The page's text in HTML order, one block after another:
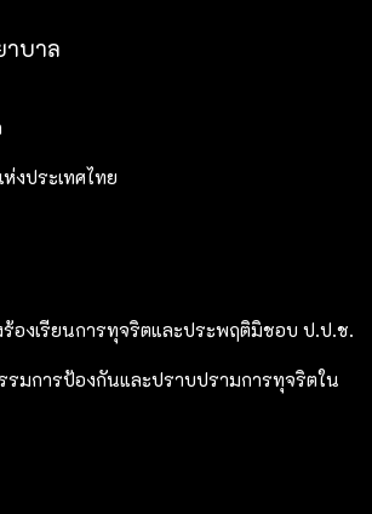
าบาล
งประเทศไทย
ร้องเรียนการทุจริตและประพฤติมิชอบ ป.ป.ช.
มการป้องกันและปราบปรามการทุจริตใน